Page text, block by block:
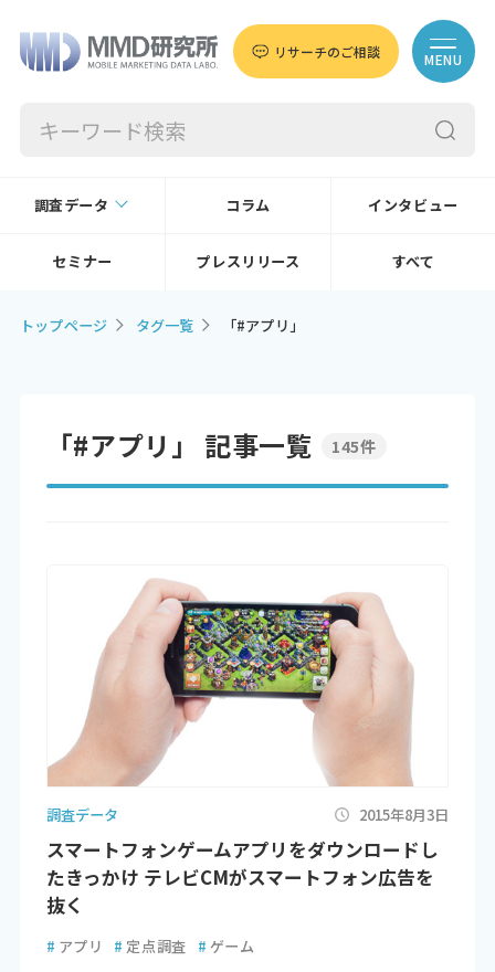
リサーチのご相談 MENU
調査データ コラム インタビュー
セミナー プレスリリース すべて
トップページ タグ一覧 「#アプリ」
「#アプリ」 記事一覧 145件
調査データ 2015年8月3日
スマートフォンゲームアプリをダウンロードし
たきっかけ テレビCMがスマートフォン広告を
抜く
# アプリ # 定点調査 # ゲーム